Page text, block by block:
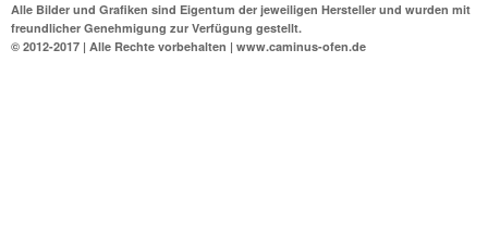
Alle Bilder und Grafiken sind Eigentum der jeweiligen Hersteller und wurden mit
freundlicher Genehmigung zur Verfügung gestellt.
© 2012-2017 | Alle Rechte vorbehalten | www.caminus-ofen.de